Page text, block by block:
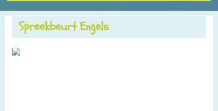
Home
Onderwerp vinden
Spreekbeurt houden
Spreekbeurt Engels